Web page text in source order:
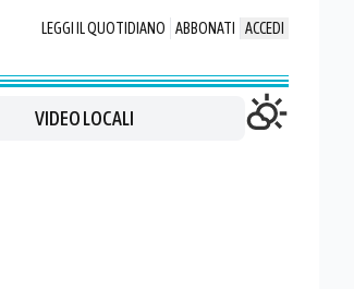
LEGGI IL QUOTIDIANO ABBONATI ACCEDI
VIDEO LOCALI